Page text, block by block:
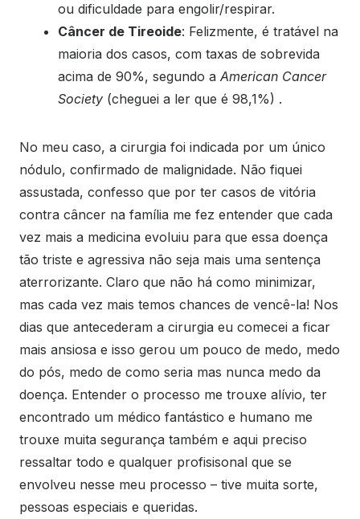
ou dificuldade para engolir/respirar.
Câncer de Tireoide: Felizmente, é tratável na
maioria dos casos, com taxas de sobrevida
acima de 90%, segundo a American Cancer
Society (cheguei a ler que é 98,1%) .
No meu caso, a cirurgia foi indicada por um único
nódulo, confirmado de malignidade. Não fiquei
assustada, confesso que por ter casos de vitória
contra câncer na família me fez entender que cada
vez mais a medicina evoluiu para que essa doença
tão triste e agressiva não seja mais uma sentença
aterrorizante. Claro que não há como minimizar,
mas cada vez mais temos chances de vencê-la! Nos
dias que antecederam a cirurgia eu comecei a ficar
mais ansiosa e isso gerou um pouco de medo, medo
do pós, medo de como seria mas nunca medo da
doença. Entender o processo me trouxe alívio, ter
encontrado um médico fantástico e humano me
trouxe muita segurança também e aqui preciso
ressaltar todo e qualquer profisisonal que se
envolveu nesse meu processo – tive muita sorte,
pessoas especiais e queridas.